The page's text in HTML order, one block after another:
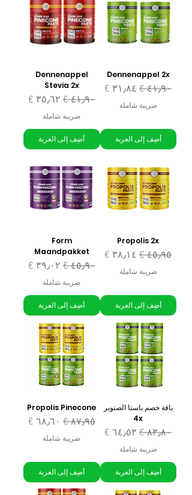
Dennenappel 2x
سعر عادي‏٤١٫٩٠ € سعر البيع
ضريبة شاملة
أضِف إلى العربة
Dennenappel
Stevia 2x
سعر عادي‏٤١٫٩٠ € سعر البيع
ضريبة شاملة
أضِف إلى العربة
Propolis 2x
سعر عادي‏٤٥٫٩٥ € سعر البيع
ضريبة شاملة
أضِف إلى العربة
Form
Maandpakket
سعر عادي‏٤٥٫٩٠ € سعر البيع
ضريبة شاملة
أضِف إلى العربة
باقة خصم باستا الصنوبر
4x
سعر عادي‏٨٣٫٨٠ € سعر البيع
ضريبة شاملة
أضِف إلى العربة
Propolis Pinecone
سعر عادي‏٨٧٫٩٥ € سعر البيع
ضريبة شاملة
أضِف إلى العربة